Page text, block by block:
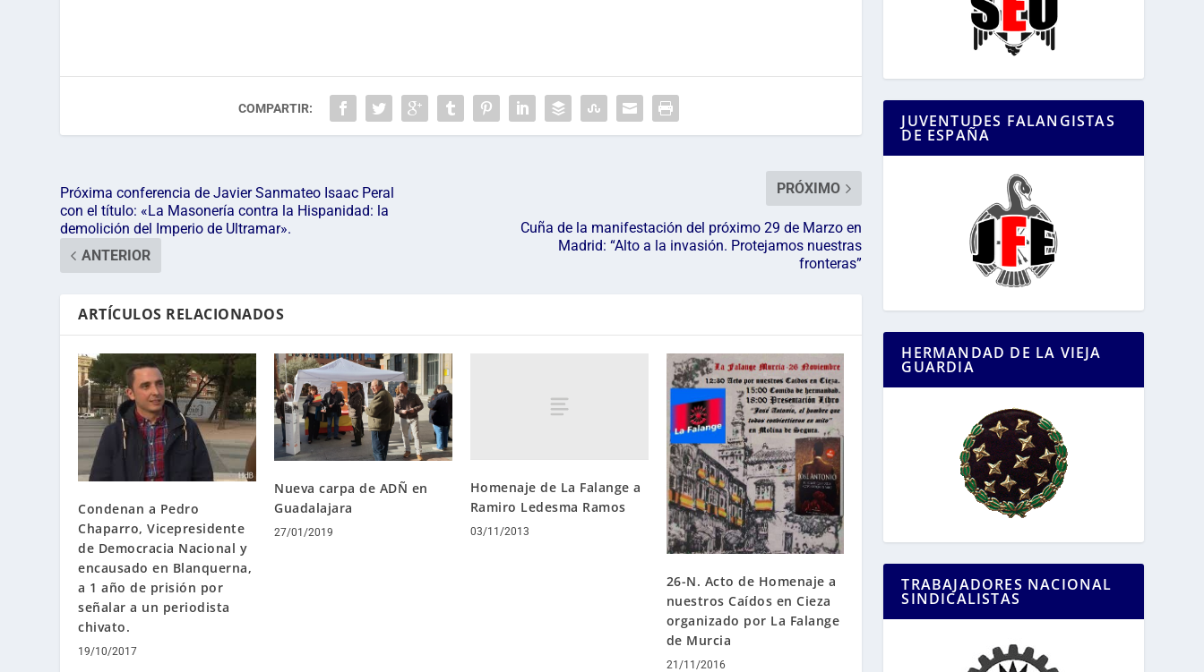
COMPARTIR:
Próxima conferencia de Javier Sanmateo Isaac Peral
con el título: «La Masonería contra la Hispanidad: la
demolición del Imperio de Ultramar».
ANTERIOR
PRÓXIMO
Cuña de la manifestación del próximo 29 de Marzo en
Madrid: “Alto a la invasión. Protejamos nuestras
fronteras”
ARTÍCULOS RELACIONADOS
Condenan a Pedro
Chaparro, Vicepresidente
de Democracia Nacional y
encausado en Blanquerna,
a 1 año de prisión por
señalar a un periodista
chivato.
19/10/2017
Nueva carpa de ADÑ en
Guadalajara
27/01/2019
Homenaje de La Falange a
Ramiro Ledesma Ramos
03/11/2013
26-N. Acto de Homenaje a
nuestros Caídos en Cieza
organizado por La Falange
de Murcia
21/11/2016
JUVENTUDES FALANGISTAS
DE ESPAÑA
HERMANDAD DE LA VIEJA
GUARDIA
TRABAJADORES NACIONAL
SINDICALISTAS